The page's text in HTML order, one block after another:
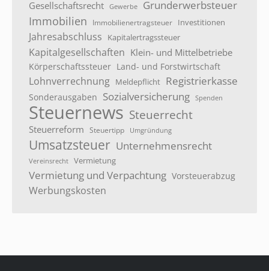
Gesellschaftsrecht Gewerbe Grunderwerbsteuer
Immobilien Immobilienertragsteuer Investitionen
Jahresabschluss Kapitalertragssteuer
Kapitalgesellschaften Klein- und Mittelbetriebe
Körperschaftssteuer Land- und Forstwirtschaft
Lohnverrechnung Meldepflicht Registrierkasse
Sonderausgaben Sozialversicherung Spenden
Steuernews Steuerrecht
Steuerreform Steuertipp Umgründung
Umsatzsteuer Unternehmensrecht
Vereinsrecht Vermietung
Vermietung und Verpachtung Vorsteuerabzug
Werbungskosten